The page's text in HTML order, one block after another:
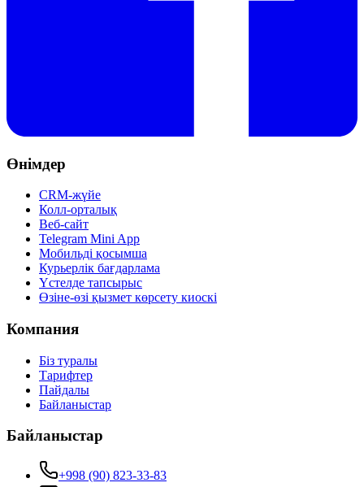
Өнімдер
CRM-жүйе
Колл-орталық
Веб-сайт
Telegram Mini App
Мобильді қосымша
Курьерлік бағдарлама
Үстелде тапсырыс
Өзіне-өзі қызмет көрсету киоскі
Компания
Біз туралы
Тарифтер
Пайдалы
Байланыстар
Байланыстар
+998 (90) 823-33-83